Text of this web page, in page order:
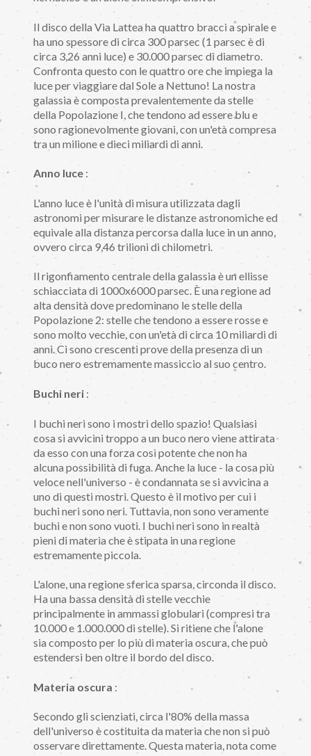
Il disco della Via Lattea ha quattro bracci a spirale e
ha uno spessore di circa 300 parsec (1 parsec è di
circa 3,26 anni luce) e 30.000 parsec di diametro.
Confronta questo con le quattro ore che impiega la
luce per viaggiare dal Sole a Nettuno! La nostra
galassia è composta prevalentemente da stelle
della Popolazione I, che tendono ad essere blu e
sono ragionevolmente giovani, con un'età compresa
tra un milione e dieci miliardi di anni.
Anno luce :
L'anno luce è l'unità di misura utilizzata dagli
astronomi per misurare le distanze astronomiche ed
equivale alla distanza percorsa dalla luce in un anno,
ovvero circa 9,46 trilioni di chilometri.
Il rigonfiamento centrale della galassia è un ellisse
schiacciata di 1000x6000 parsec. È una regione ad
alta densità dove predominano le stelle della
Popolazione 2: stelle che tendono a essere rosse e
sono molto vecchie, con un'età di circa 10 miliardi di
anni. Ci sono crescenti prove della presenza di un
buco nero estremamente massiccio al suo centro.
Buchi neri :
I buchi neri sono i mostri dello spazio! Qualsiasi
cosa si avvicini troppo a un buco nero viene attirata
da esso con una forza così potente che non ha
alcuna possibilità di fuga. Anche la luce - la cosa più
veloce nell'universo - è condannata se si avvicina a
uno di questi mostri. Questo è il motivo per cui i
buchi neri sono neri. Tuttavia, non sono veramente
buchi e non sono vuoti. I buchi neri sono in realtà
pieni di materia che è stipata in una regione
estremamente piccola.
L'alone, una regione sferica sparsa, circonda il disco.
Ha una bassa densità di stelle vecchie
principalmente in ammassi globulari (compresi tra
10.000 e 1.000.000 di stelle). Si ritiene che l'alone
sia composto per lo più di materia oscura, che può
estendersi ben oltre il bordo del disco.
Materia oscura :
Secondo gli scienziati, circa l'80% della massa
dell'universo è costituita da materia che non si può
osservare direttamente. Questa materia, nota come